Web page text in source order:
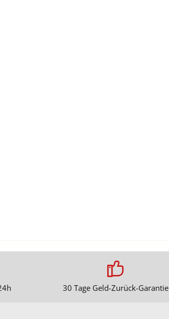
30 Tage Geld-Zurück-Garantie